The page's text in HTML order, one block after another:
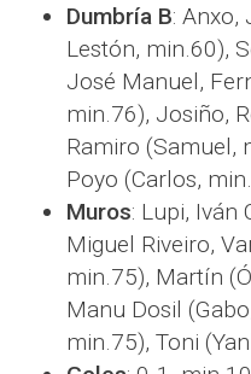
Dumbría B: Anxo,
Lestón, min.60),
José Manuel,
min.76), Josiño,
Ramiro (Samuel,
Poyo (Carlos,
Muros: Lupi, Iván
Miguel Riveiro,
min.75), Martín
Manu Dosil
min.75), Toni